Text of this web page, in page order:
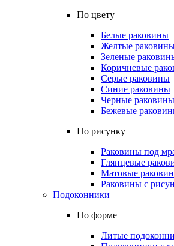
По цвету
Белые раковины
Желтые
Зеленые
Коричневые
Серые раковины
Синие раковины
Черные раковины
Бежевые
По рисунку
Раковины под
Глянцевые
Матовые
Раковины с
Подоконники
По форме
Литые